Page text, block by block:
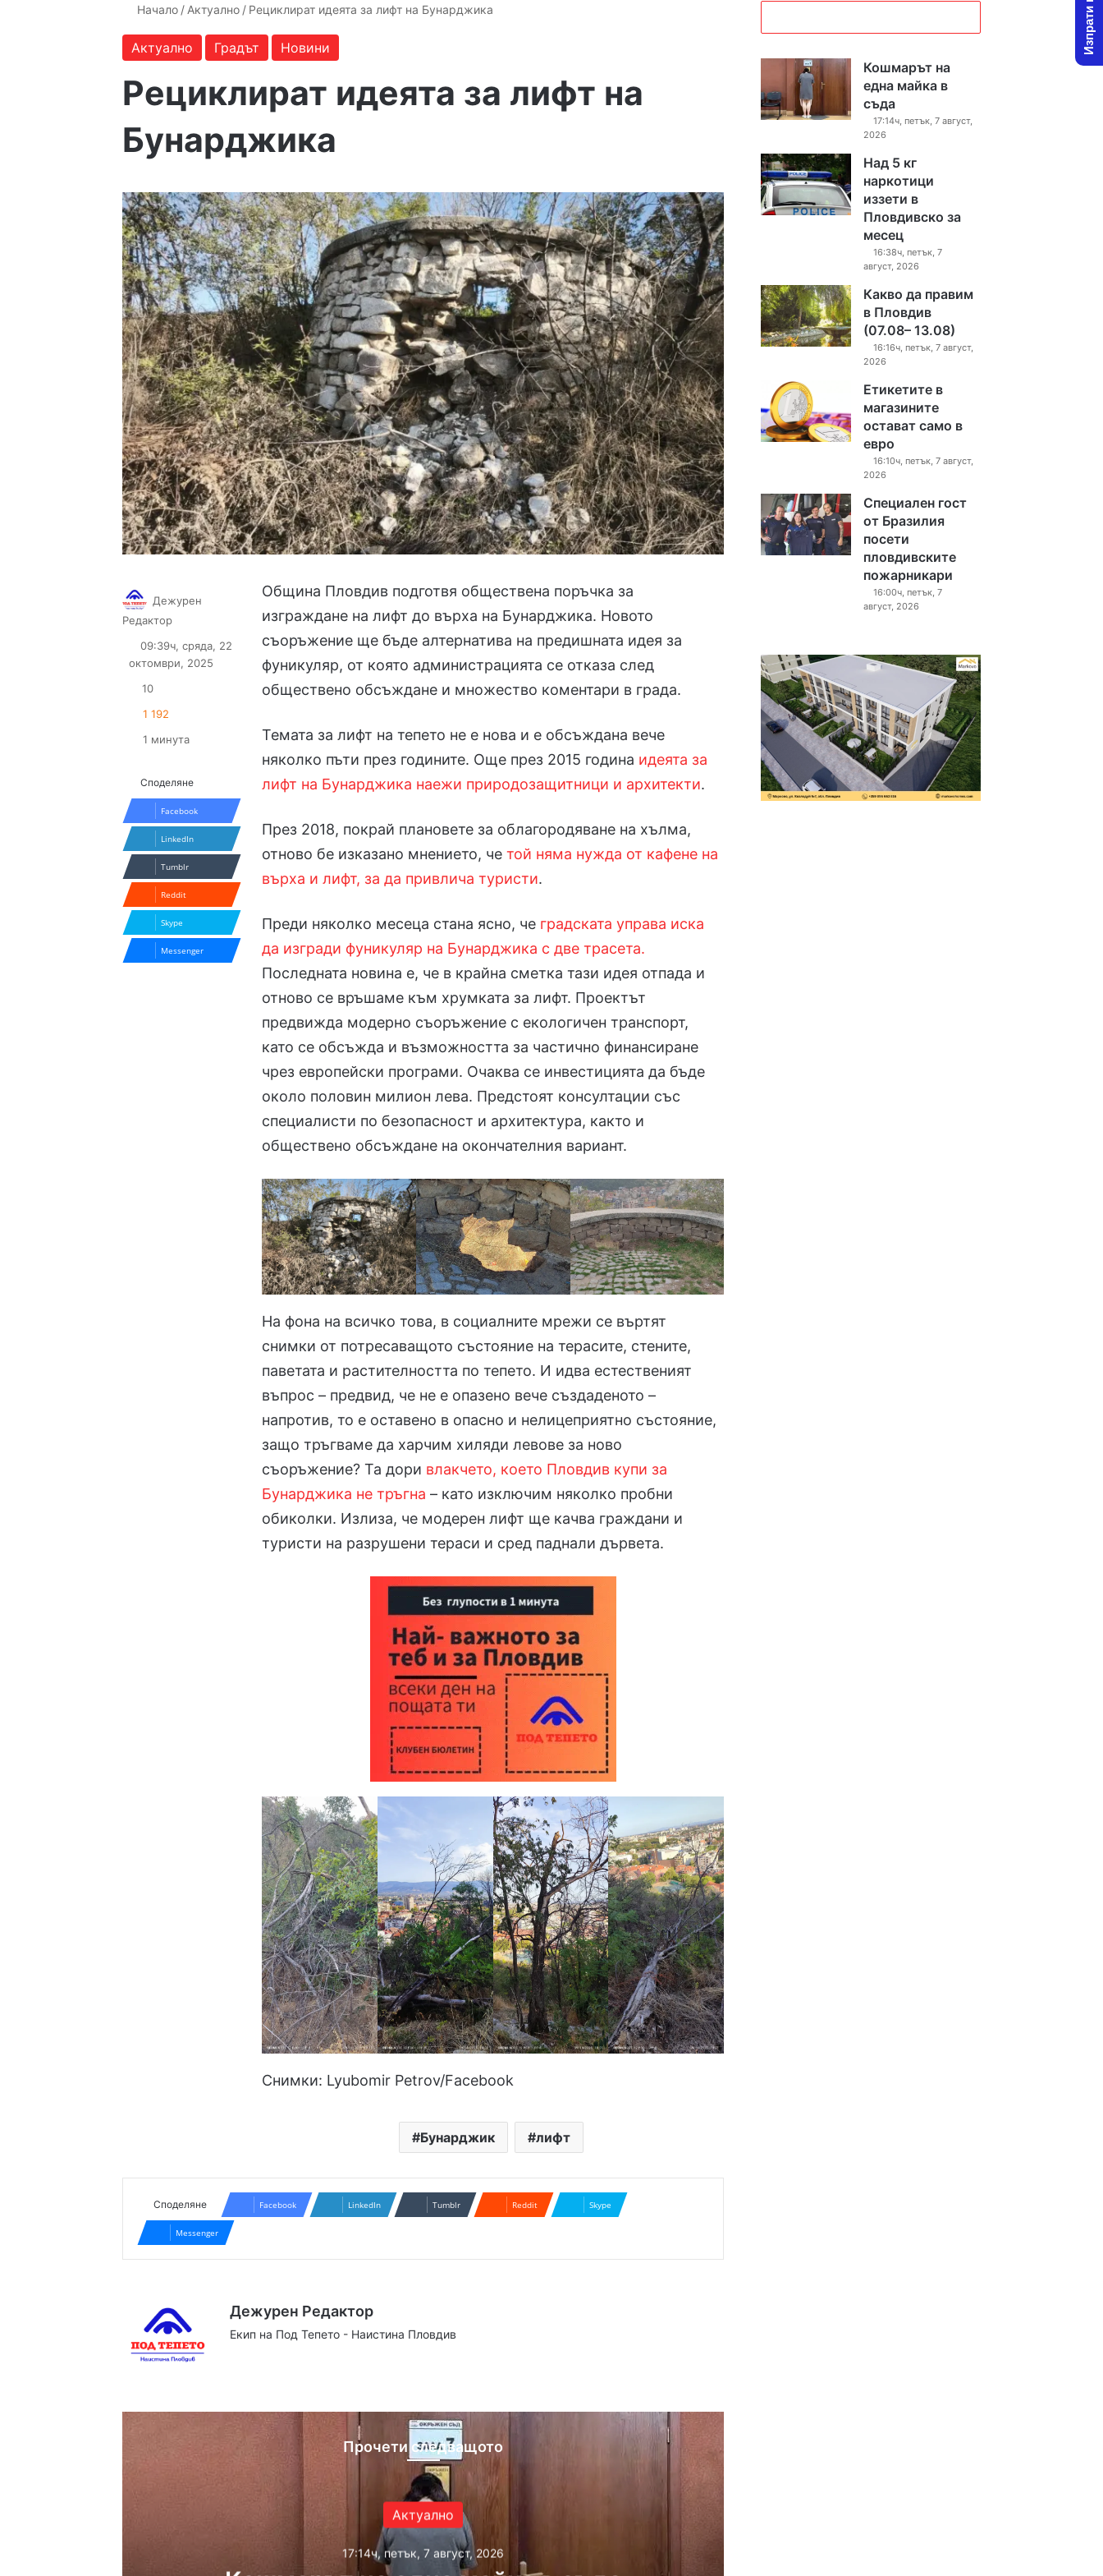
Начало / Актуално / Рециклират идеята за лифт на Бунарджика
Актуално Градът Новини
Рециклират идеята за лифт на
Бунарджика
Община Пловдив подготвя обществена поръчка за
изграждане на лифт до върха на Бунарджика. Новото
съоръжение ще бъде алтернатива на предишната идея за
фуникуляр, от която администрацията се отказа след
обществено обсъждане и множество коментари в града.
Темата за лифт на тепето не е нова и е обсъждана вече
няколко пъти през годините. Още през 2015 година идеята за
лифт на Бунарджика наежи природозащитници и архитекти.
През 2018, покрай плановете за облагородяване на хълма,
отново бе изказано мнението, четой няма нужда от кафене на
върха и лифт, за да привлича туристи.
Преди няколко месеца стана ясно, че градската управа иска
да изгради фуникуляр на Бунарджика с две трасета.
Последната новина е, че в крайна сметка тази идея отпада и
отново се връшаме към хрумката за лифт. Проектът
предвижда модерно съоръжение с екологичен транспорт,
като се обсъжда и възможността за частично финансиране
чрез европейски програми. Очаква се инвестицията да бъде
около половин милион лева. Предстоят консултации със
специалисти по безопасност и архитектура, както и
обществено обсъждане на окончателния вариант.
На фона на всичко това, в социалните мрежи се въртят
снимки от потресаващото състояние на терасите, стените,
паветата и растителността по тепето. И идва естественият
въпрос – предвид, че не е опазено вече създаденото –
напротив, то е оставено в опасно и нелицеприятно състояние,
защо тръгваме да харчим хиляди левове за ново
съоръжение? Та дори влакчето, което Пловдив купи за
Бунарджика не тръгна – като изключим няколко пробни
обиколки. Излиза, че модерен лифт ще качва граждани и
туристи на разрушени тераси и сред паднали дървета.
Снимки: Lyubomir Petrov/Facebook
Бунарджик лифт
Дежурен
Редактор
X email
09:39ч, сряда, 22
октомври, 2025
10
1 192
1 минута
Споделяне
Facebook
LinkedIn
Tumblr
Reddit
Skype
Messenger
Споделяне Facebook LinkedIn Tumblr Reddit Skype
Messenger
Дежурен Редактор
Екип на Под Тепето - Наистина Пловдив
Прочети следващото
Актуално
17:14ч, петък, 7 август, 2026
Кошмарът на
една майка в
съда
17:14ч, петък, 7 август,
2026
Над 5 кг
наркотици
иззети в
Пловдивско за
месец
16:38ч, петък, 7
август, 2026
Какво да правим
в Пловдив
(07.08– 13.08)
16:16ч, петък, 7 август,
2026
Етикетите в
магазините
остават само в
евро
16:10ч, петък, 7 август,
2026
Специален гост
от Бразилия
посети
пловдивските
пожарникари
16:00ч, петък, 7
август, 2026